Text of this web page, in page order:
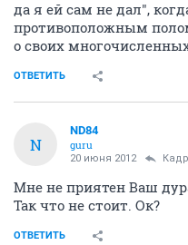
да я ей сам не дал",
противоположным
о своих
ОТВЕТИТЬ
N
ND84
guru
20 июня 2012
Мне не приятен Ваш
Так что не стоит. Ок?
ОТВЕТИТЬ